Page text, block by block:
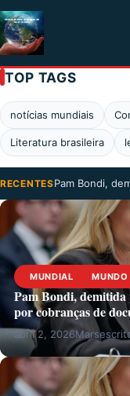
TOP TAGS
notícias mundiais
Literatura brasileira
RECENTESPam Bondi,
MUNDIAL MUNDO
Pam Bondi,
por cobranças de
abril 2, 2026